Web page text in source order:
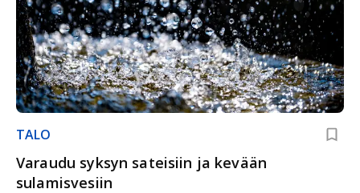
TALO
Varaudu syksyn sateisiin ja kevään
sulamisvesiin